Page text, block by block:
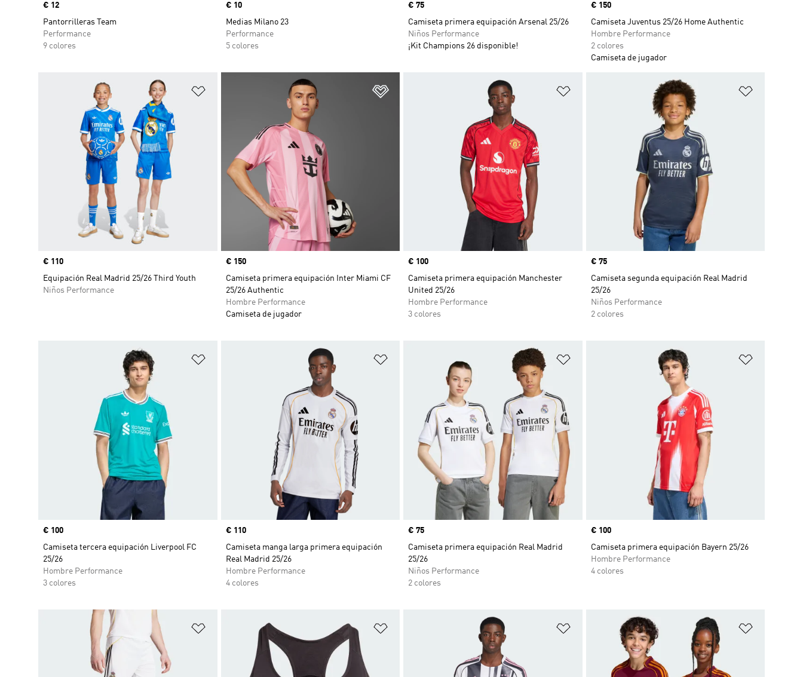
Precio
€ 12
Pantorrilleras Team
Performance
9 colores
Precio
€ 10
Medias Milano 23
Performance
5 colores
Precio
€ 75
Camiseta primera equipación Arsenal 25/26
Niños Performance
¡Kit Champions 26 disponible!
Precio
€ 150
Camiseta Juventus 25/26 Home Authentic
Hombre Performance
2 colores
Camiseta de jugador
Añadir a la lista de deseos
Precio
€ 110
Equipación Real Madrid 25/26 Third Youth
Niños Performance
Añadir a la lista de deseos
Precio
€ 150
Camiseta primera equipación Inter Miami CF
25/26 Authentic
Hombre Performance
Camiseta de jugador
Añadir a la lista de deseos
Precio
€ 100
Camiseta primera equipación Manchester
United 25/26
Hombre Performance
3 colores
Precio
€ 75
Camiseta segunda equipación Real Madrid
25/26
Niños Performance
2 colores
Añadir a la lista de deseos
Precio
€ 100
Camiseta tercera equipación Liverpool FC
25/26
Hombre Performance
3 colores
Precio
€ 110
Camiseta manga larga primera equipación
Real Madrid 25/26
Hombre Performance
4 colores
Añadir a la lista de deseos
Precio
€ 75
Camiseta primera equipación Real Madrid
25/26
Niños Performance
2 colores
Precio
€ 100
Camiseta primera equipación Bayern 25/26
Hombre Performance
4 colores
Añadir a la lista de deseos Añadir a la lista de deseos Añadir a la lista de deseos